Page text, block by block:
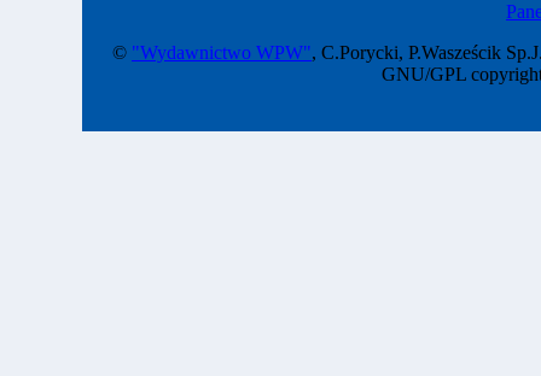
© "Wydawnictwo WPW", C.Porycki, P.Wasześcik
GNU/GPL